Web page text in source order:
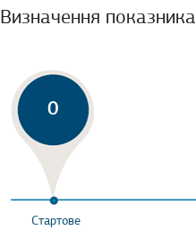
Визначення показника
0
Стартове